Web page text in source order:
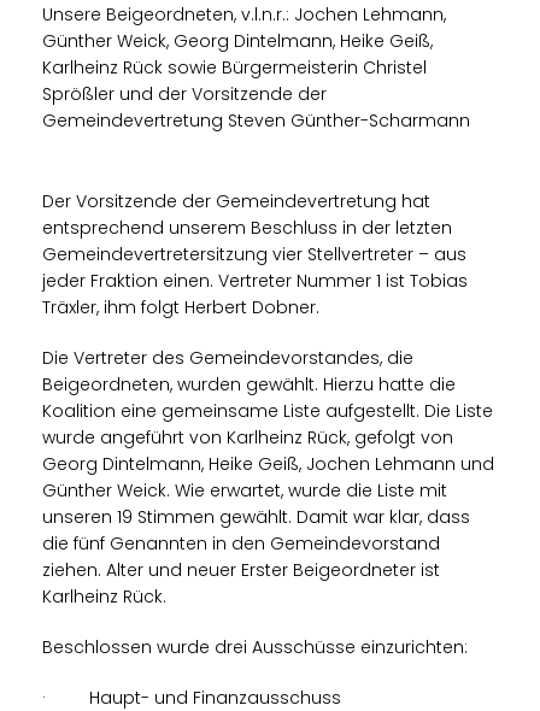
Unsere Beigeordneten, v.l.n.r.: Jochen Lehmann,
Günther Weick, Georg Dintelmann, Heike Geiß,
Karlheinz Rück sowie Bürgermeisterin Christel
Sprößler und der Vorsitzende der
Gemeindevertretung Steven Günther-Scharmann
Der Vorsitzende der Gemeindevertretung hat
entsprechend unserem Beschluss in der letzten
Gemeindevertretersitzung vier Stellvertreter – aus
jeder Fraktion einen. Vertreter Nummer 1 ist Tobias
Träxler, ihm folgt Herbert Dobner.
Die Vertreter des Gemeindevorstandes, die
Beigeordneten, wurden gewählt. Hierzu hatte die
Koalition eine gemeinsame Liste aufgestellt. Die Liste
wurde angeführt von Karlheinz Rück, gefolgt von
Georg Dintelmann, Heike Geiß, Jochen Lehmann und
Günther Weick. Wie erwartet, wurde die Liste mit
unseren 19 Stimmen gewählt. Damit war klar, dass
die fünf Genannten in den Gemeindevorstand
ziehen. Alter und neuer Erster Beigeordneter ist
Karlheinz Rück.
Beschlossen wurde drei Ausschüsse einzurichten:
· Haupt- und Finanzausschuss